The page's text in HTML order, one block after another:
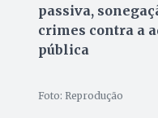
passiva,
crimes contra a
pública
Foto: Reprodução